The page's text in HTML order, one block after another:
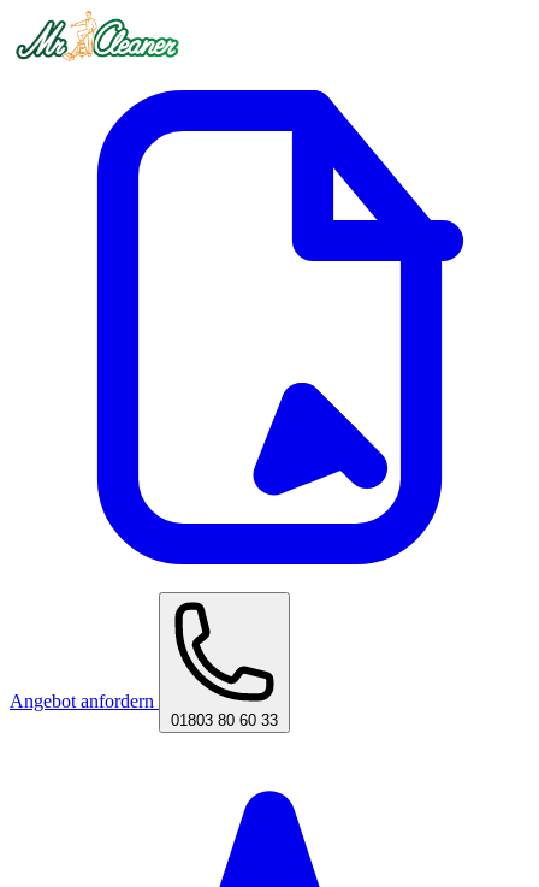
Angebot anfordern
01803 80 60 33